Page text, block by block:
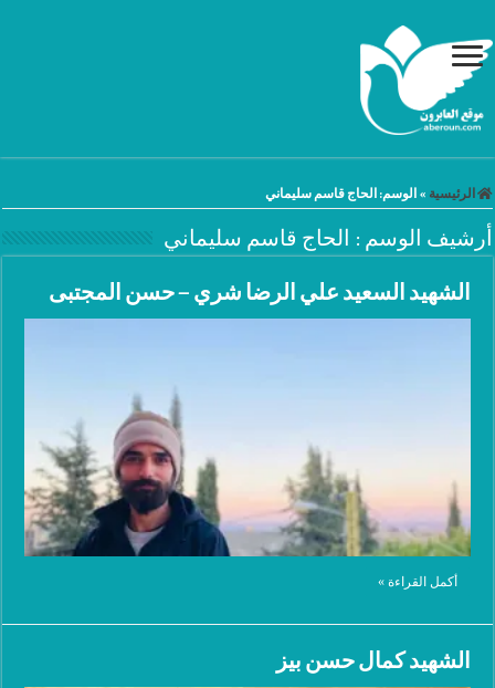
الرئيسية » الوسم:الحاج قاسم سليماني
أرشيف الوسم : الحاج قاسم سليماني
الشهيد السعيد علي الرضا شري – حسن المجتبى
أكمل القراءة »
الشهيد كمال حسن بيز